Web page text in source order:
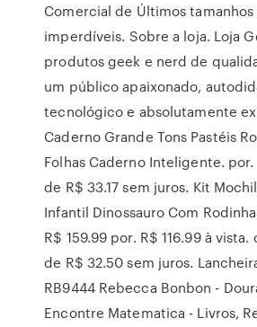
Comercial de Últimos
imperdíveis. Sobre a loja. Loja
produtos geek e nerd de
um público apaixonado,
tecnológico e absolutamente
Caderno Grande Tons Pastéis
Folhas Caderno Inteligente. por.
de R$ 33.17 sem juros. Kit
Infantil Dinossauro Com
R$ 159.99 por. R$ 116.99 à vista.
de R$ 32.50 sem juros.
RB9444 Rebecca Bonbon -
Encontre Matematica - Livros,